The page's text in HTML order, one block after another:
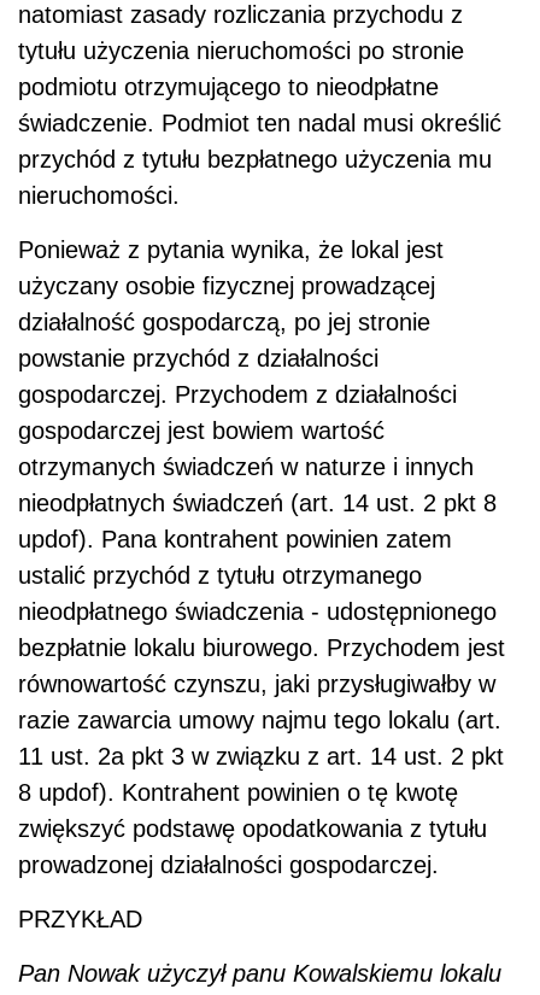
natomiast zasady rozliczania przychodu z
tytułu użyczenia nieruchomości po stronie
podmiotu otrzymującego to nieodpłatne
świadczenie. Podmiot ten nadal musi określić
przychód z tytułu bezpłatnego użyczenia mu
nieruchomości.
Ponieważ z pytania wynika, że lokal jest
użyczany osobie fizycznej prowadzącej
działalność gospodarczą, po jej stronie
powstanie przychód z działalności
gospodarczej. Przychodem z działalności
gospodarczej jest bowiem wartość
otrzymanych świadczeń w naturze i innych
nieodpłatnych świadczeń (art. 14 ust. 2 pkt 8
updof). Pana kontrahent powinien zatem
ustalić przychód z tytułu otrzymanego
nieodpłatnego świadczenia - udostępnionego
bezpłatnie lokalu biurowego. Przychodem jest
równowartość czynszu, jaki przysługiwałby w
razie zawarcia umowy najmu tego lokalu (art.
11 ust. 2a pkt 3 w związku z art. 14 ust. 2 pkt
8 updof). Kontrahent powinien o tę kwotę
zwiększyć podstawę opodatkowania z tytułu
prowadzonej działalności gospodarczej.
PRZYKŁAD
Pan Nowak użyczył panu Kowalskiemu lokalu